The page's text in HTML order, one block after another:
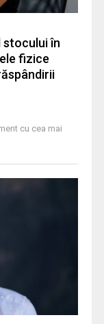
în
fizice
cu cea mai